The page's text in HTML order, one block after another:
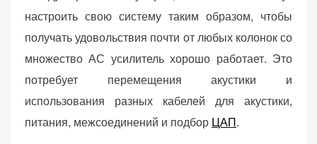
настроить свою систему таким образом, чтобы
получать удовольствия почти от любых колонок со
множество АС усилитель хорошо работает. Это
потребует перемещения акустики и
использования разных кабелей для акустики,
питания, межсоединений и подбор ЦАП.